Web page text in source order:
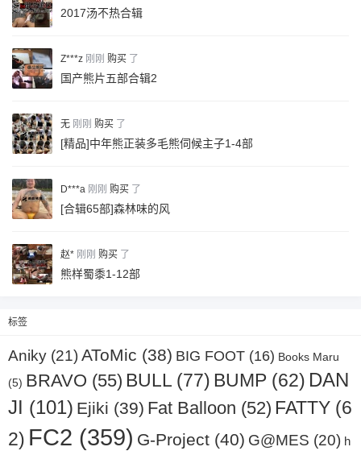
2017汤不热合辑
Z***z 刚刚 购买 了
国产熊片五部合辑2
无 刚刚 购买 了
[精品]中年熊正装多毛熊伺候主子1-4部
D***a 刚刚 购买 了
[合辑65部]森林味的风
赵* 刚刚 购买 了
熊样蜀黍1-12部
标签
Aniky (21)AToMic (38) BIG FOOT (16) Books Maru
(5) BRAVO (55) BULL (77) BUMP (62) DAN
JI (101) Ejiki (39) Fat Balloon (52) FATTY (6
2) FC2 (359) G-Project (40) G@MES (20) h